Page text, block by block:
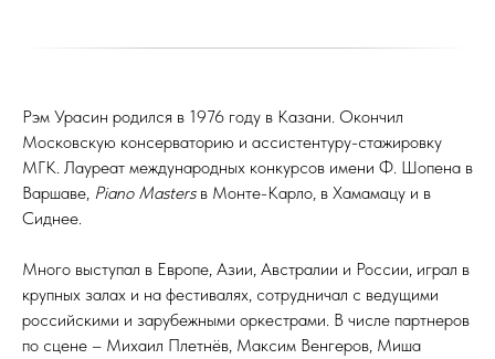
Рэм Урасин родился в 1976 году в Казани. Окончил
Московскую консерваторию и ассистентуру-стажировку
МГК. Лауреат международных конкурсов имени Ф. Шопена в
Варшаве, Piano Mastersв Монте-Карло, в Хамамацу и в
Сиднее.
Много выступал в Европе, Азии, Австралии и России, играл в
крупных залах и на фестивалях, сотрудничал с ведущими
российскими и зарубежными оркестрами. В числе партнеров
по сцене – Михаил Плетнёв, Максим Венгеров, Миша